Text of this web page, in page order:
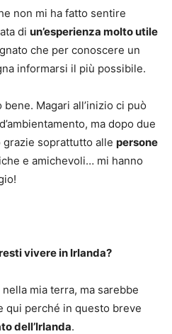
non mi ha fatto sentire
di un’esperienza molto utile
che per conoscere un
informarsi il più possibile.
Magari all’inizio ci può
ma dopo due
soprattutto alle persone
e amichevoli… mi hanno
vivere in Irlanda?
mia terra, ma sarebbe
qui perché in questo breve
dell’Irlanda.